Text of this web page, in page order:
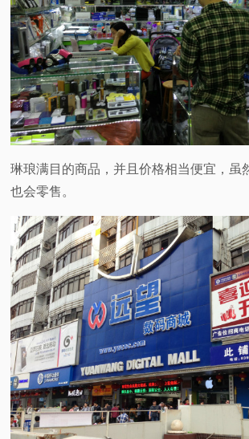
琳琅满目的商品，并且价格相当便宜，虽
也会零售。